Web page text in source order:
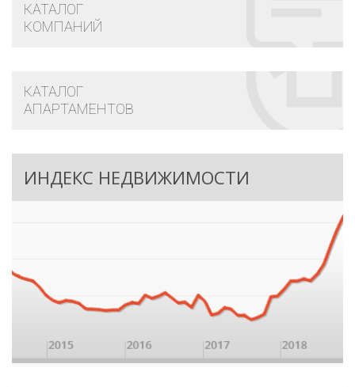
КАТАЛОГ
КОМПАНИЙ
КАТАЛОГ
АПАРТАМЕНТОВ
ИНДЕКС НЕДВИЖИМОСТИ